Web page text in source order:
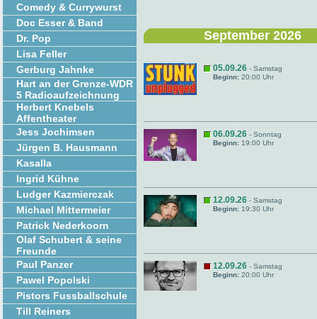
Comedy & Currywurst
Doc Esser & Band
Dr. Pop
Lisa Feller
Gerburg Jahnke
Hart an der Grenze-WDR
5 Radioaufzeichnung
Herbert Knebels
Affentheater
Jess Jochimsen
Jürgen B. Hausmann
Kasalla
Ingrid Kühne
Ludger Kazmierczak
Michael Mittermeier
Patrick Nederkoorn
Olaf Schubert & seine
Freunde
Paul Panzer
Pawel Popolski
Pistors Fussballschule
Till Reiners
September 2026
05.09.26 - Samstag
Beginn: 20:00 Uhr
06.09.26 - Sonntag
Beginn: 19:00 Uhr
12.09.26 - Samstag
Beginn: 19:30 Uhr
12.09.26 - Samstag
Beginn: 20:00 Uhr